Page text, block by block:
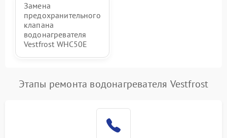
Замена
предохранительного
клапана
водонагревателя
Vestfrost WHC50E
Этапы ремонта водонагревателя Vestfrost